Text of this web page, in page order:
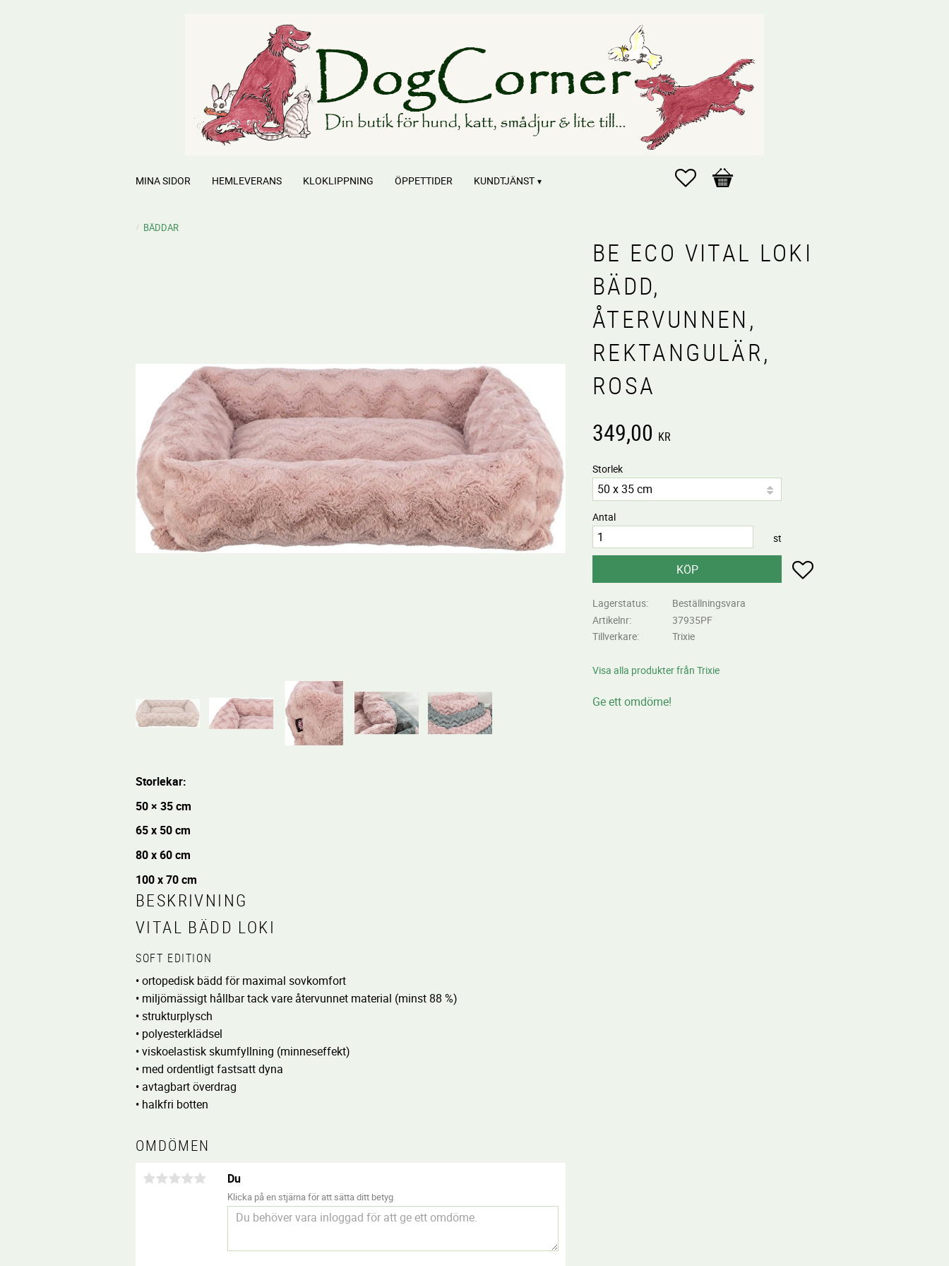
Favoriter
Kundvagn
MINA SIDOR HEMLEVERANS KLOKLIPPNING ÖPPETTIDER KUNDTJÄNST
BÄDDAR
BE ECO VITAL LOKI
BÄDD,
ÅTERVUNNEN,
REKTANGULÄR,
ROSA
349,00 KR
Storlek
Antal
st
KÖP Lägg till i favoriter
Lagerstatus
Beställningsvara
Artikelnr
37935PF
Tillverkare
Trixie
Visa alla produkter från Trixie
Ge ett omdöme!
Storlekar:
50 × 35 cm
65 x 50 cm
80 x 60 cm
100 x 70 cm
BESKRIVNING
VITAL BÄDD LOKI
SOFT EDITION
• ortopedisk bädd för maximal sovkomfort
• miljömässigt hållbar tack vare återvunnet material (minst 88 %)
• strukturplysch
• polyesterklädsel
• viskoelastisk skumfyllning (minneseffekt)
• med ordentligt fastsatt dyna
• avtagbart överdrag
• halkfri botten
OMDÖMEN
Du
Klicka på en stjärna för att sätta ditt betyg